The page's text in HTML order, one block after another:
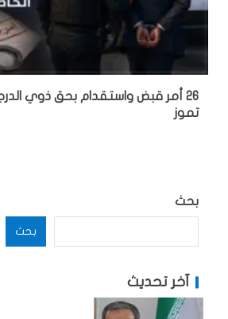
26 أمر قبض واستقدام بحق ذوي
تموز
بحث
بحث
آخر تحديث